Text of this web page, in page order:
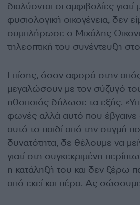
διαλύονται οι αμφιβολίες
φυσιολογική οικογένεια, δεν
συμπλήρωσε ο Μιχάλης
τηλεοπτική του συνέντευξη
Επίσης, όσον αφορά στην
μεγαλώσουν με τον σύζυγό
ηθοποιός δήλωσε τα εξής.
φωνές αλλά αυτό που έβγαινε
αυτό το παιδί από την στιγμή
δυνατότητα, δε θέλουμε να
γιατί στη συγκεκριμένη
η κατάληξή του και δεν ξέρω
από εκεί και πέρα. Ας σώσουμε